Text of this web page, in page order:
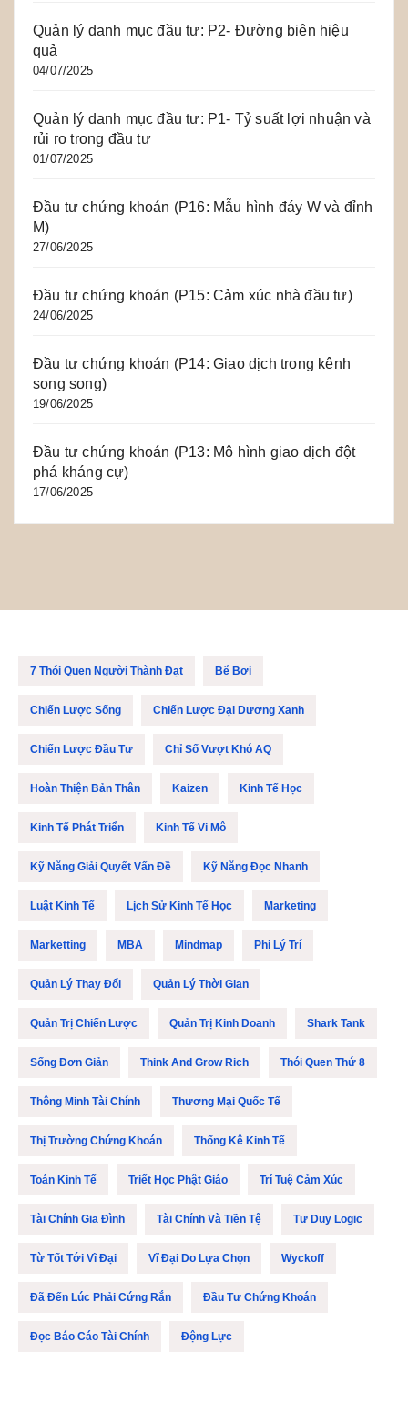
Quản lý danh mục đầu tư: P2- Đường biên hiệu
quả
04/07/2025
Quản lý danh mục đầu tư: P1- Tỷ suất lợi nhuận và
rủi ro trong đầu tư
01/07/2025
Đầu tư chứng khoán (P16: Mẫu hình đáy W và đỉnh
M)
27/06/2025
Đầu tư chứng khoán (P15: Cảm xúc nhà đầu tư)
24/06/2025
Đầu tư chứng khoán (P14: Giao dịch trong kênh
song song)
19/06/2025
Đầu tư chứng khoán (P13: Mô hình giao dịch đột
phá kháng cự)
17/06/2025
7 Thói Quen Người Thành Đạt Bể Bơi
Chiến Lược Sống Chiến Lược Đại Dương Xanh
Chiến Lược Đầu Tư Chỉ Số Vượt Khó AQ
Hoàn Thiện Bản Thân Kaizen Kinh Tế Học
Kinh Tế Phát Triển Kinh Tế Vi Mô
Kỹ Năng Giải Quyết Vấn Đề Kỹ Năng Đọc Nhanh
Luật Kinh Tế Lịch Sử Kinh Tế Học Marketing
Marketting MBA Mindmap Phi Lý Trí
Quản Lý Thay Đổi Quản Lý Thời Gian
Quản Trị Chiến Lược Quản Trị Kinh Doanh Shark Tank
Sống Đơn Giản Think And Grow Rich Thói Quen Thứ 8
Thông Minh Tài Chính Thương Mại Quốc Tế
Thị Trường Chứng Khoán Thống Kê Kinh Tế
Toán Kinh Tế Triết Học Phật Giáo Trí Tuệ Cảm Xúc
Tài Chính Gia Đình Tài Chính Và Tiền Tệ Tư Duy Logic
Từ Tốt Tới Vĩ Đại Vĩ Đại Do Lựa Chọn Wyckoff
Đã Đến Lúc Phải Cứng Rắn Đầu Tư Chứng Khoán
Đọc Báo Cáo Tài Chính Động Lực